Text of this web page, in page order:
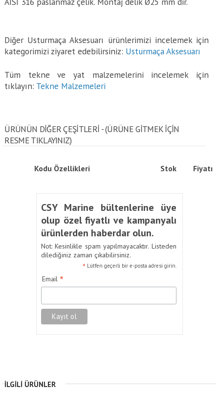
Diğer Usturmaça Aksesuarı ürünlerimizi incelemek için
kategorimizi ziyaret edebilirsiniz: Usturmaça Aksesuarı
Tüm tekne ve yat malzemelerini incelemek için
tıklayın: Tekne Malzemeleri
ÜRÜNÜN DİĞER ÇEŞİTLERİ - (ÜRÜNE GITMEK IÇIN
RESME TIKLAYINIZ)
Kodu Özellikleri Stok Fiyatı
CSY Marine bültenlerine üye
olup özel fiyatlı ve kampanyalı
ürünlerden haberdar olun.
Not: Kesinlikle spam yapılmayacaktır. Listeden
dilediğiniz zaman çıkabilirsiniz.
* Lütfen geçerli bir e-posta adresi girin.
Email *
İLGILI ÜRÜNLER